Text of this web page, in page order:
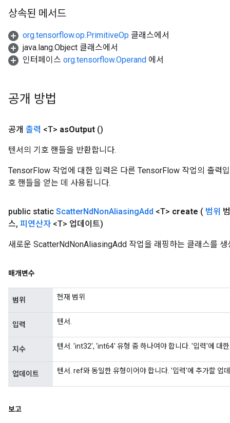
상속된 메서드
org.tensorflow.op.PrimitiveOp 클래스에서
java.lang.Object 클래스에서
인터페이스 org.tensorflow.Operand 에서
공개 방법
공개 출력 <T> asOutput ()
텐서의 기호 핸들을 반환합니다.
TensorFlow 작업에 대한 입력은 다른 TensorFlow 작업의 출력
호 핸들을 얻는 데 사용됩니다.
public static ScatterNdNonAliasingAdd <T> create ( 범위
스, 피연산자 <T> 업데이트)
새로운 ScatterNdNonAliasingAdd 작업을 래핑하는 클래스를 생
매개변수
범위 현재 범위
입력 텐서.
지수 텐서. 'int32', 'int64' 유형 중 하나여야 합니다. '입력'에 대
업데이트 텐서. ref와 동일한 유형이어야 합니다. '입력'에 추가할 업
보고